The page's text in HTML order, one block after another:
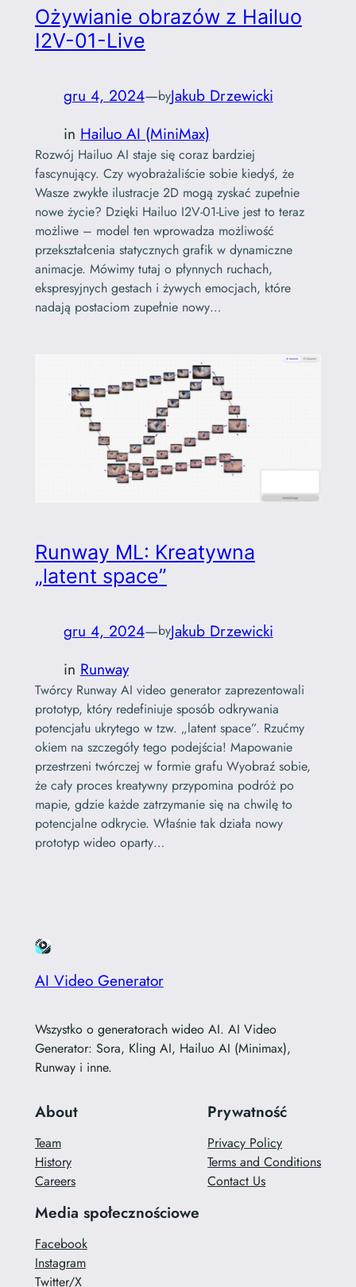
Ożywianie obrazów z Hailuo
I2V-01-Live
gru 4, 2024—byJakub Drzewicki
in Hailuo AI (MiniMax)
Rozwój Hailuo AI staje się coraz bardziej
fascynujący. Czy wyobrażaliście sobie kiedyś, że
Wasze zwykłe ilustracje 2D mogą zyskać zupełnie
nowe życie? Dzięki Hailuo I2V-01-Live jest to teraz
możliwe – model ten wprowadza możliwość
przekształcenia statycznych grafik w dynamiczne
animacje. Mówimy tutaj o płynnych ruchach,
ekspresyjnych gestach i żywych emocjach, które
nadają postaciom zupełnie nowy…
Runway ML: Kreatywna
„latent space”
gru 4, 2024—byJakub Drzewicki
in Runway
Twórcy Runway AI video generator zaprezentowali
prototyp, który redefiniuje sposób odkrywania
potencjału ukrytego w tzw. „latent space”. Rzućmy
okiem na szczegóły tego podejścia! Mapowanie
przestrzeni twórczej w formie grafu Wyobraź sobie,
że cały proces kreatywny przypomina podróż po
mapie, gdzie każde zatrzymanie się na chwilę to
potencjalne odkrycie. Właśnie tak działa nowy
prototyp wideo oparty…
AI Video Generator
Wszystko o generatorach wideo AI. AI Video
Generator: Sora, Kling AI, Hailuo AI (Minimax),
Runway i inne.
About
Team
History
Careers
Prywatność
Privacy Policy
Terms and Conditions
Contact Us
Media społecznościowe
Facebook
Instagram
Twitter/X